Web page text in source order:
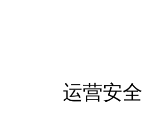
运营安全